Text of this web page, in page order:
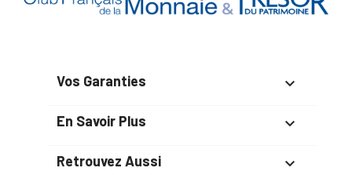
Vos Garanties 
En Savoir Plus 
Retrouvez Aussi 